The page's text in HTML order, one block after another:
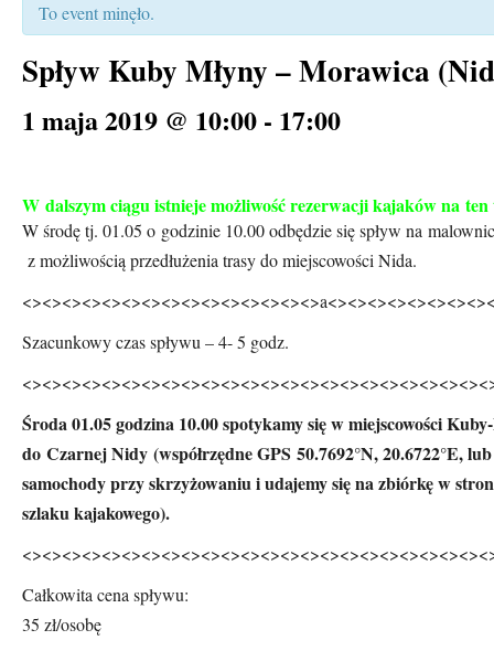
To event minęło.
Spływ Kuby Młyny – Morawica
1 maja 2019 @ 10:00 - 17:00
W dalszym ciągu istnieje możliwość rezerwacji kajaków na
W środę tj. 01.05 o godzinie 10.00 odbędzie się spływ na
z możliwością przedłużenia trasy do miejscowości Nida.
Szacunkowy czas spływu – 4- 5 godz.
<><><><><><><><><><><><><>
Środa 01.05 godzina 10.00 spotykamy się w miejscowości
do Czarnej Nidy (współrzędne GPS 50.7692°N, 20.6722°E,
samochody przy skrzyżowaniu i udajemy się na zbiórkę w
szlaku kajakowego).
<><><><><><><><><><><><><>
Całkowita cena spływu:
35 zł/osobę